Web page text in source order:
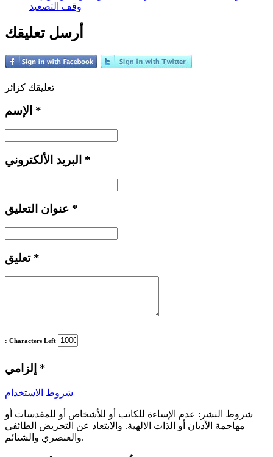
وقف التصعيد
أرسل تعليقك
تعليقك كزائر
*
*
*
تعليق *
: Characters Left
*
شروط الاستخدام
شروط النشر: عدم الإساءة للكاتب أو للأشخاص أو للمقدسات أو
مهاجمة الأديان أو الذات الالهية. والابتعاد عن التحريض الطائفي
والعنصري والشتائم.